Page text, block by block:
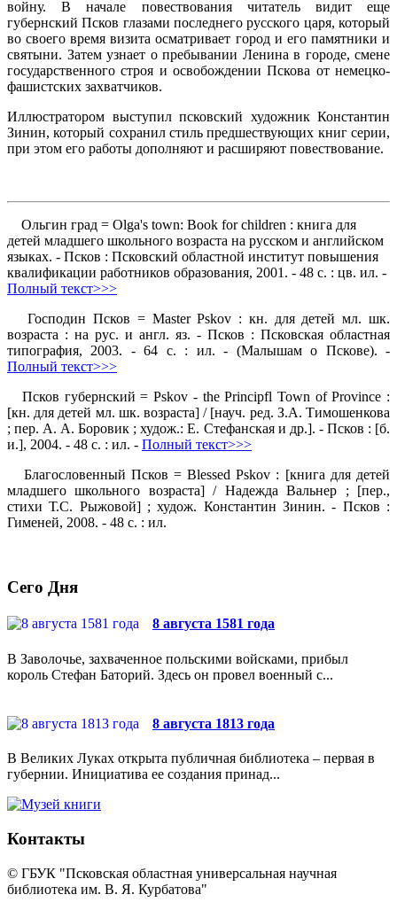
войну. В начале повествования читатель видит еще
губернский Псков глазами последнего русского царя, который
во своего время визита осматривает город и его памятники и
святыни. Затем узнает о пребывании Ленина в городе, смене
государственного строя и освобождении Пскова от немецко-
фашистских захватчиков.
Иллюстратором выступил псковский художник Константин
Зинин, который сохранил стиль предшествующих книг серии,
при этом его работы дополняют и расширяют повествование.
Ольгин град = Olga's town: Book for children : книга для
детей младшего школьного возраста на русском и английском
языках. - Псков : Псковский областной институт повышения
квалификации работников образования, 2001. - 48 с. : цв. ил. -
Полный текст>>>
Господин Псков = Master Pskov : кн. для детей мл. шк.
возраста : на рус. и англ. яз. - Псков : Псковская областная
типография, 2003. - 64 с. : ил. - (Малышам о Пскове). -
Полный текст>>>
Псков губернский = Pskov - the Principfl Town of Province :
[кн. для детей мл. шк. возраста] / [науч. ред. З.А. Тимошенкова
; пер. А. А. Боровик ; худож.: Е. Стефанская и др.]. - Псков : [б.
и.], 2004. - 48 с. : ил. - Полный текст>>>
Благословенный Псков = Blessed Pskov : [книга для детей
младшего школьного возраста] / Надежда Вальнер ; [пер.,
стихи Т.С. Рыжовой] ; худож. Константин Зинин. - Псков :
Гименей, 2008. - 48 с. : ил.
Сего Дня
8 августа 1581 года
В Заволочье, захваченное польскими войсками, прибыл
король Стефан Баторий. Здесь он провел военный с...
8 августа 1813 года
В Великих Луках открыта публичная библиотека – первая в
губернии. Инициатива ее создания принад...
Контакты
© ГБУК "Псковская областная универсальная научная
библиотека им. В. Я. Курбатова"